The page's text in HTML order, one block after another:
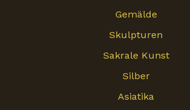
Gemälde
Skulpturen
Sakrale Kunst
Silber
Asiatika